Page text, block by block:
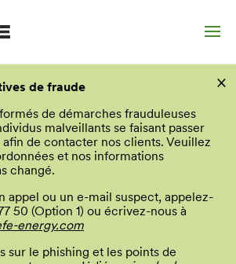
de fraude
de démarches frauduleuses
malveillants se faisant passer
afin de contacter nos clients. Veuillez
et nos informations
changé.
appel ou un e-mail suspect, appelez-
50 (Option 1) ou écrivez-nous à
energy.com
sur le phishing et les points de
×